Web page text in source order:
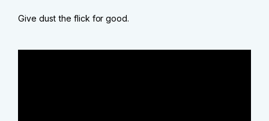
Give dust the flick for good.